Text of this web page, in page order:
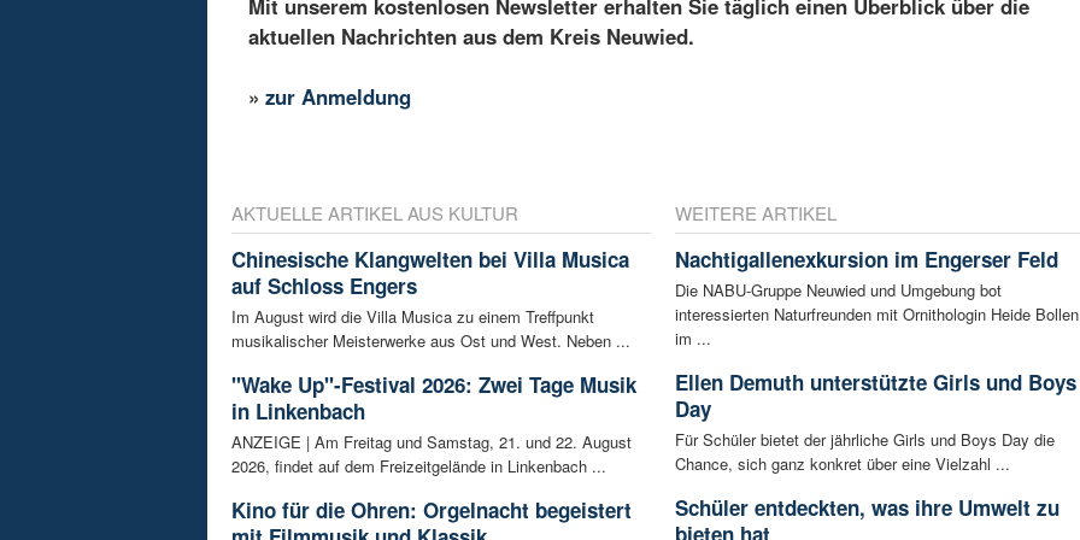
aktuellen Nachrichten aus dem Kreis Neuwied.
»zur Anmeldung
AKTUELLE ARTIKEL AUS KULTUR
Chinesische Klangwelten bei Villa Musica
auf Schloss Engers
Im August wird die Villa Musica zu einem Treffpunkt
musikalischer Meisterwerke aus Ost und West. Neben ...
"Wake Up"-Festival 2026: Zwei Tage Musik
in Linkenbach
ANZEIGE | Am Freitag und Samstag, 21. und 22. August
2026, findet auf dem Freizeitgelände in Linkenbach ...
Kino für die Ohren: Orgelnacht begeistert
WEITERE ARTIKEL
Nachtigallenexkursion im Engerser Feld
Die NABU-Gruppe Neuwied und Umgebung bot
interessierten Naturfreunden mit Ornithologin Heide Bollen
im ...
Ellen Demuth unterstützte Girls und Boys
Day
Für Schüler bietet der jährliche Girls und Boys Day die
Chance, sich ganz konkret über eine Vielzahl ...
Schüler entdeckten, was ihre Umwelt zu
bieten hat